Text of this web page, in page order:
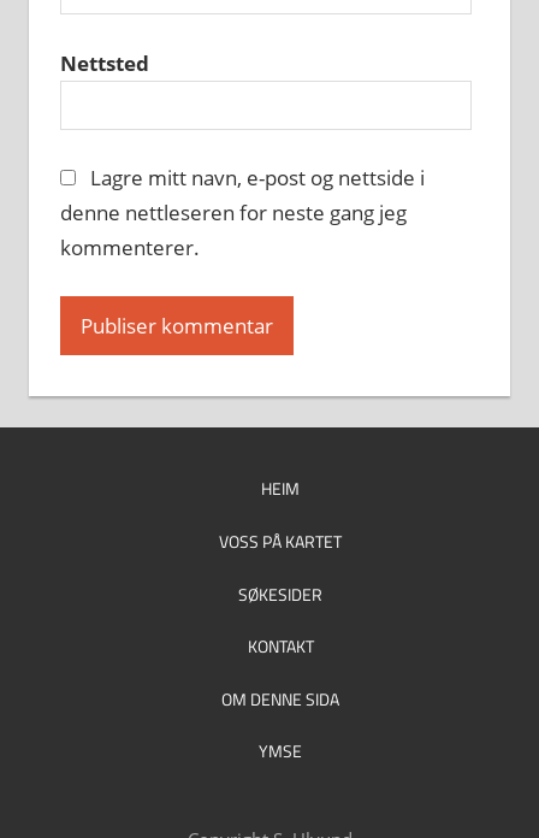
Nettsted
Lagre mitt navn, e-post og nettside i
denne nettleseren for neste gang jeg
kommenterer.
HEIM
VOSS PÅ KARTET
SØKESIDER
KONTAKT
OM DENNE SIDA
YMSE